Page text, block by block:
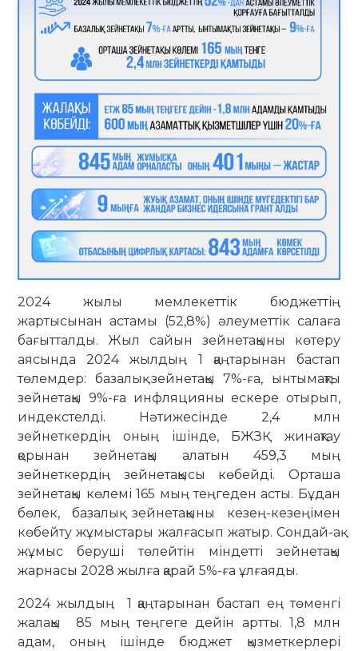
2024 жылы мемлекеттік бюджеттің
жартысынан астамы (52,8%) әлеуметтік салаға
бағытталды. Жыл сайын зейнетақыны көтеру
аясында 2024 жылдың 1 қаңтарынан бастап
төлемдер: базалық зейнетақы 7%-ға, ынтымақты
зейнетақы 9%-ға инфляцияны ескере отырып,
индекстелді. Нәтижесінде 2,4 млн
зейнеткердің оның ішінде, БЖЗҚ жинақтау
қорынан зейнетақы алатын 459,3 мың
зейнеткердің зейнетақысы көбейді. Орташа
зейнетақы көлемі 165 мың теңгеден асты. Бұдан
бөлек, базалық зейнетақыны кезең-кезеңімен
көбейту жұмыстары жалғасып жатыр. Сондай-ақ
жұмыс беруші төлейтін міндетті зейнетақы
жарнасы 2028 жылға қарай 5%-ға ұлғаяды.
2024 жылдың 1 қаңтарынан бастап ең төменгі
жалақы 85 мың теңгеге дейін артты. 1,8 млн
адам, оның ішінде бюджет қызметкерлері